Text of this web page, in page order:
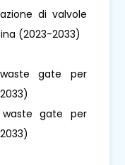
di valvole
(2023-2033)
gate per
waste gate per